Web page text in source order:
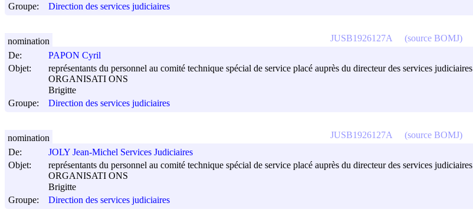
Groupe:
Direction des services judiciaires
De:
PAPON Cyril
Objet:
représentants du personnel au comité technique spécial de service placé auprès du directeur des services judiciaires
ORGANISATI ONS
Brigitte
Groupe:
Direction des services judiciaires
JUSB1926127A (source BOMJ)
nomination
De:
JOLY Jean-Michel Services Judiciaires
Objet:
représentants du personnel au comité technique spécial de service placé auprès du directeur des services judiciaires
ORGANISATI ONS
Brigitte
Groupe:
Direction des services judiciaires
JUSB1926127A (source BOMJ)
nomination